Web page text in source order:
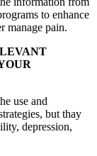
to enhance
manage pain.
use and
but thay
depression,